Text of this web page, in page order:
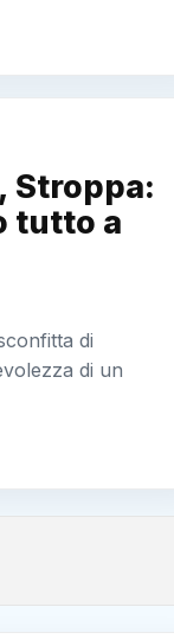
Stroppa:
tutto a
di
di un